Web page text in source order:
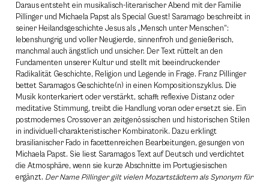
Daraus entsteht ein musikalisch-literarischer Abend mit der Familie
Pillinger und Michaela Papst als Special Guest! Saramago beschreibt in
seiner Heilandsgeschichte Jesus als „Mensch unter Menschen“:
lebenshungrig und voller Neugierde, sinnenfroh und genießerisch,
manchmal auch ängstlich und unsicher. Der Text rüttelt an den
Fundamenten unserer Kultur und stellt mit beeindruckender
Radikalität Geschichte, Religion und Legende in Frage. Franz Pillinger
bettet Saramagos Geschichte(n) in einen Kompositionszyklus. Die
Musik konterkariert oder verstärkt, schafft reflexive Distanz oder
meditative Stimmung, treibt die Handlung voran oder ersetzt sie. Ein
postmodernes Crossover an zeitgenössischen und historischen Stilen
in individuell-charakteristischer Kombinatorik. Dazu erklingt
brasilianischer Fado in facettenreichen Bearbeitungen, gesungen von
Michaela Papst. Sie liest Saramagos Text auf Deutsch und verdichtet
die Atmosphäre, wenn sie kurze Abschnitte im Portugiesischen
ergänzt. Der Name Pillinger gilt vielen Mozartstädtern als Synonym für